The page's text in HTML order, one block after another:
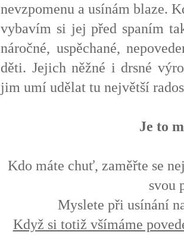
nevzpomenu a usínám blaze.
vybavím si jej před spaním
náročné, uspěchané,
děti. Jejich něžné i drsné
jim umí udělat tu největší
Je to
Kdo máte chuť, zaměřte se
svou
Myslete při usínání
Když si totiž všímáme